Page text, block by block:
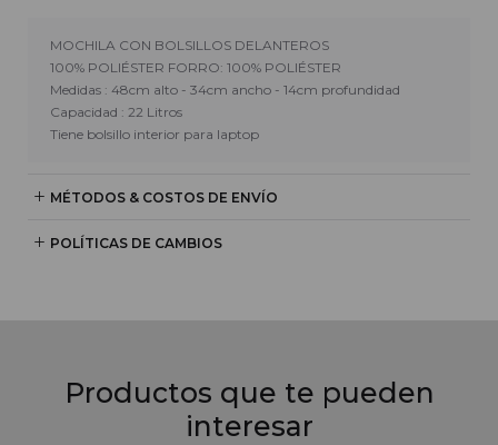
MOCHILA CON BOLSILLOS DELANTEROS
100% POLIÉSTER FORRO: 100% POLIÉSTER
Medidas : 48cm alto - 34cm ancho - 14cm profundidad
Capacidad : 22 Litros
Tiene bolsillo interior para laptop
MÉTODOS & COSTOS DE ENVÍO
POLÍTICAS DE CAMBIOS
Productos que te pueden
interesar